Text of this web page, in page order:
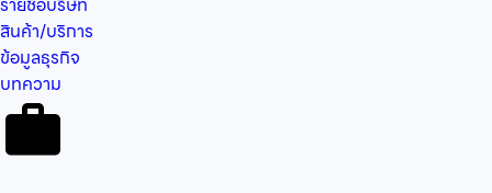
สินค้า/บริการ
ข้อมูลธุรกิจ
บทความ